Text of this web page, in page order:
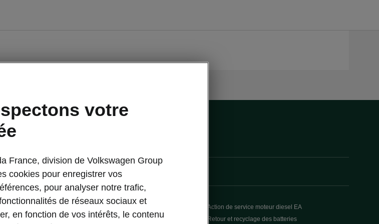
et tarifs
Nos modèles pour professionnels
Action de service moteur diesel EA
Retour et recyclage des batteries
votre
France, division de Volkswagen Group
cookies pour enregistrer vos
pour analyser notre trafic,
de réseaux sociaux et
en fonction de vos intérêts, le contenu